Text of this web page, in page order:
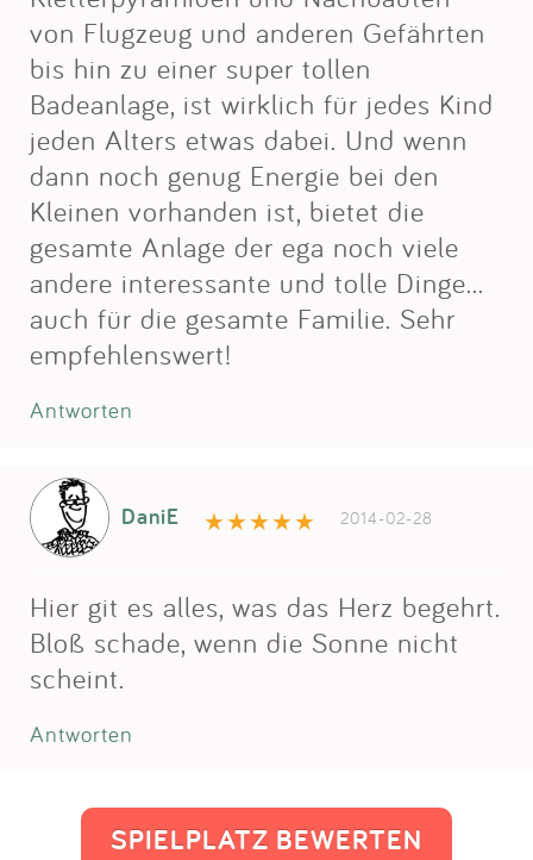
von Flugzeug und anderen Gefährten
bis hin zu einer super tollen
Badeanlage, ist wirklich für jedes Kind
jeden Alters etwas dabei. Und wenn
dann noch genug Energie bei den
Kleinen vorhanden ist, bietet die
gesamte Anlage der ega noch viele
andere interessante und tolle Dinge...
auch für die gesamte Familie. Sehr
empfehlenswert!
Antworten
DaniE 2014-02-28
Hier git es alles, was das Herz begehrt.
Bloß schade, wenn die Sonne nicht
scheint.
Antworten
SPIELPLATZ BEWERTEN